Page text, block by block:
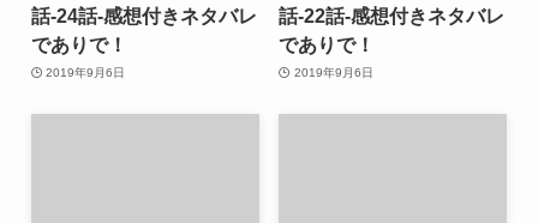
話-24話-感想付きネタバレ
でありで！
2019年9月6日
話-22話-感想付きネタバレ
でありで！
2019年9月6日